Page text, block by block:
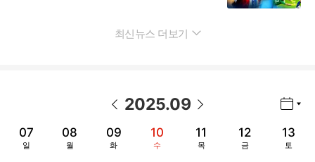
최신뉴스 더보기
2025.09
07
일
08
월
09
화
10
수
11
목
12
금
13
토